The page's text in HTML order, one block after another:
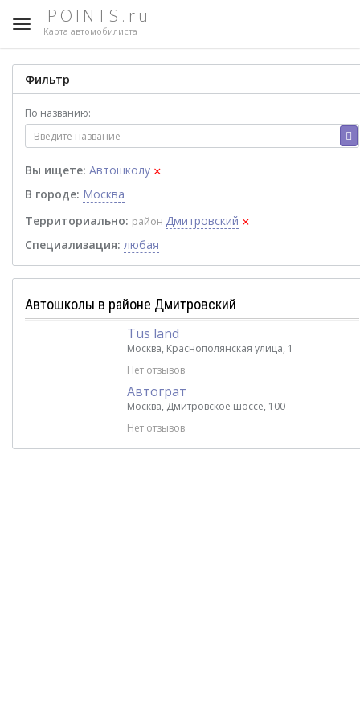
POINTS.ru
Карта автомобилиста
Фильтр
По названию:
Вы ищете: Автошколу ×
В городе: Москва
Территориально: район Дмитровский ×
Специализация: любая
Автошколы в районе Дмитровский
Tus land
Москва, Краснополянская улица, 1
Нет отзывов
Автограт
Москва, Дмитровское шоссе, 100
Нет отзывов